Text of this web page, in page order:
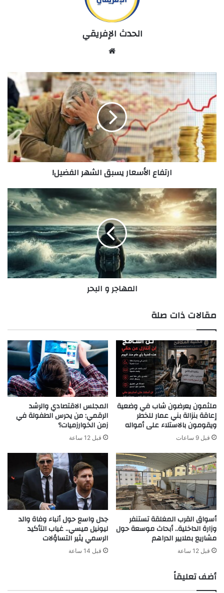
الحدث الإفريقي
ارتفاع
يسبق
الشهر
الفضيل!
ارتفاع الأسعار يسبق الشهر الفضيل!
المهاجر
و
البحر
المهاجر و البحر
مقالات ذات صلة
ملثمون يعرضون شاب في وضعية
إعاقة بنزالة بني عمار للخطر
ويقومون بالاستلاء على أمواله
قبل 9 ساعات
المجلس الاقتصادي والرشد
الرقمي: من يحرس الطفولة في
زمن الخوارزميات؟
قبل 12 ساعة
أسواق القرب المغلقة تستنفر
وزارة الداخلية.. أبحاث موسعة حول
مشاريع بملايير الدراهم
قبل 12 ساعة
جدل واسع حول أنباء وفاة والد
ليونيل ميسي.. غياب التأكيد
الرسمي يثير التساؤلات
قبل 14 ساعة
أضف تعليقاً